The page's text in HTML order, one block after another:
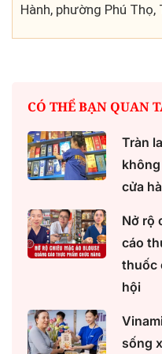
Hành, phường Phú Thọ,
CÓ THỂ BẠN QUAN
Tràn
cửa
Nở rộ
cáo
thuốc
hội
sống